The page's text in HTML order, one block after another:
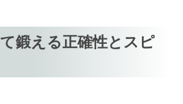
鍛える正確性とスピ